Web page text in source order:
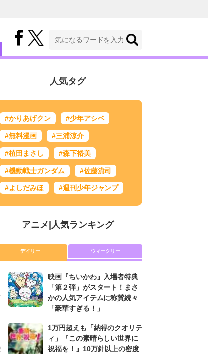
人気タグ
#かりあげクン #少年アシベ
#無料漫画 #三浦涼介
#植田まさし #森下裕美
#機動戦士ガンダム #佐藤流司
#よしだみほ #週刊少年ジャンプ
アニメ| 人気ランキング
デイリー ウィークリー
映画『ちいかわ』入場者特典
「第２弾」がスタート！まさ
かの人気アイテムに称賛続々
「豪華すぎる！」
1万円超えも「納得のクオリテ
ィ」『この素晴らしい世界に
祝福を！』10万針以上の密度